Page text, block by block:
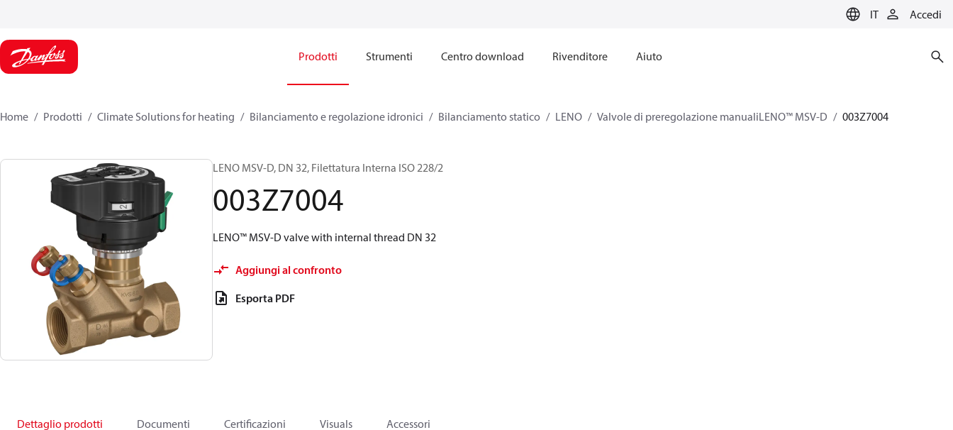
IT Accedi
Prodotti Strumenti Centro download Rivenditore Aiuto
Home Prodotti Climate Solutions for heating Bilanciamento e regolazione idronici Bilanciamento statico LENO Valvole di preregolazione manualiLENO™ MSV-D 003Z7004
LENO MSV-D, DN 32, Filettatura Interna ISO 228/2
003Z7004
LENO™ MSV-D valve with internal thread DN 32
Aggiungi al confronto
Esporta PDF
Dettaglio prodotti Documenti Certificazioni Visuals Accessori